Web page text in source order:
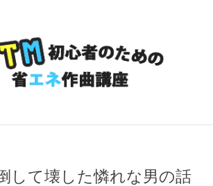
して壊した憐れな男の話